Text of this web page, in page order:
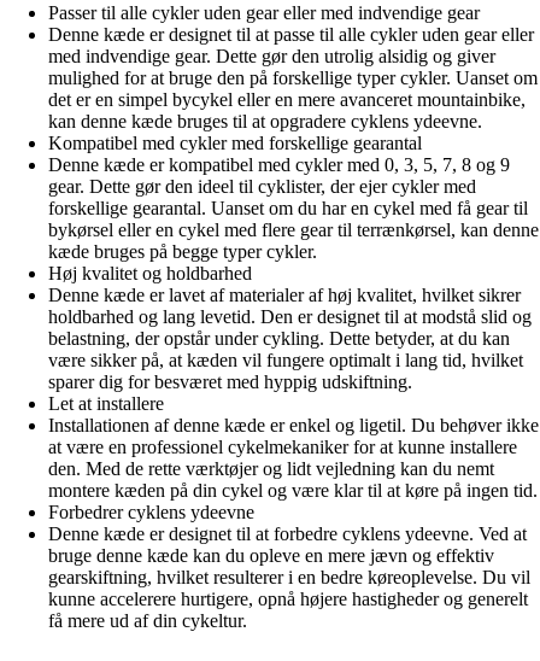
Passer til alle cykler uden gear eller med indvendige gear
Denne kæde er designet til at passe til alle cykler uden gear eller
med indvendige gear. Dette gør den utrolig alsidig og giver
mulighed for at bruge den på forskellige typer cykler. Uanset om
det er en simpel bycykel eller en mere avanceret mountainbike,
kan denne kæde bruges til at opgradere cyklens ydeevne.
Kompatibel med cykler med forskellige gearantal
Denne kæde er kompatibel med cykler med 0, 3, 5, 7, 8 og 9
gear. Dette gør den ideel til cyklister, der ejer cykler med
forskellige gearantal. Uanset om du har en cykel med få gear til
bykørsel eller en cykel med flere gear til terrænkørsel, kan denne
kæde bruges på begge typer cykler.
Høj kvalitet og holdbarhed
Denne kæde er lavet af materialer af høj kvalitet, hvilket sikrer
holdbarhed og lang levetid. Den er designet til at modstå slid og
belastning, der opstår under cykling. Dette betyder, at du kan
være sikker på, at kæden vil fungere optimalt i lang tid, hvilket
sparer dig for besværet med hyppig udskiftning.
Let at installere
Installationen af denne kæde er enkel og ligetil. Du behøver ikke
at være en professionel cykelmekaniker for at kunne installere
den. Med de rette værktøjer og lidt vejledning kan du nemt
montere kæden på din cykel og være klar til at køre på ingen tid.
Forbedrer cyklens ydeevne
Denne kæde er designet til at forbedre cyklens ydeevne. Ved at
bruge denne kæde kan du opleve en mere jævn og effektiv
gearskiftning, hvilket resulterer i en bedre køreoplevelse. Du vil
kunne accelerere hurtigere, opnå højere hastigheder og generelt
få mere ud af din cykeltur.